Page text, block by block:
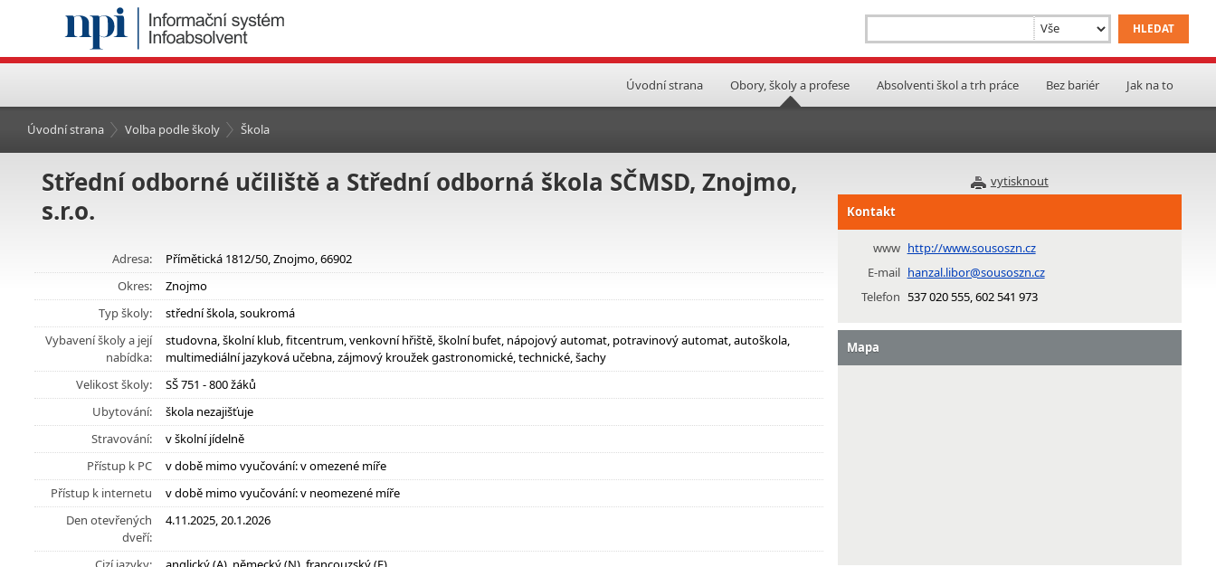
Úvodní strana Obory, školy a profese Absolventi škol a trh práce Bez bariér Jak na to
Úvodní strana Volba podle školy Škola
vytisknout
Střední odborné učiliště a Střední odborná škola SČMSD, Znojmo,
s.r.o.
Adresa:
Přímětická 1812/50, Znojmo, 66902
Okres:
Znojmo
Typ školy:
střední škola, soukromá
Vybavení školy a její
nabídka:
studovna, školní klub, fitcentrum, venkovní hřiště, školní bufet, nápojový automat, potravinový automat, autoškola,
multimediální jazyková učebna, zájmový kroužek gastronomické, technické, šachy
Velikost školy:
SŠ 751 - 800 žáků
Ubytování:
škola nezajišťuje
Stravování:
v školní jídelně
Přístup k PC
v době mimo vyučování: v omezené míře
Přístup k internetu
v době mimo vyučování: v neomezené míře
Den otevřených
dveří:
4.11.2025, 20.1.2026
Kontakt
www http://www.sousoszn.cz
E-mail hanzal.libor@sousoszn.cz
Telefon 537 020 555, 602 541 973
Mapa